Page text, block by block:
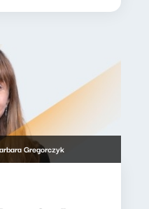
Gregorczyk